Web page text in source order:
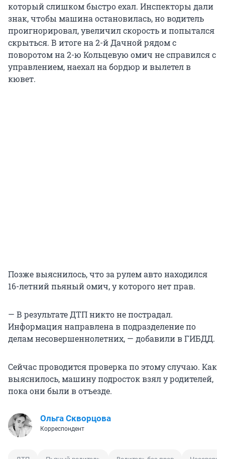
который слишком быстро ехал. Инспекторы дали
знак, чтобы машина остановилась, но водитель
проигнорировал, увеличил скорость и попытался
скрыться. В итоге на 2-й Дачной рядом с
поворотом на 2-ю Кольцевую омич не справился с
управлением, наехал на бордюр и вылетел в
кювет.
Позже выяснилось, что за рулем авто находился
16-летний пьяный омич, у которого нет прав.
— В результате ДТП никто не пострадал.
Информация направлена в подразделение по
делам несовершеннолетних, — добавили в ГИБДД.
Сейчас проводится проверка по этому случаю. Как
выяснилось, машину подросток взял у родителей,
пока они были в отъезде.
Ольга Скворцова
Корреспондент